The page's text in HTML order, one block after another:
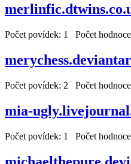
Počet povídek: 1 Počet
Počet povídek: 2 Počet
mia-
Počet povídek: 1 Počet